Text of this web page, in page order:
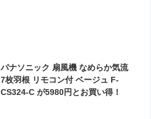
パナソニック 扇風機 なめらか気流
7枚羽根 リモコン付 ベージュ F-
CS324-C が5980円とお買い得！